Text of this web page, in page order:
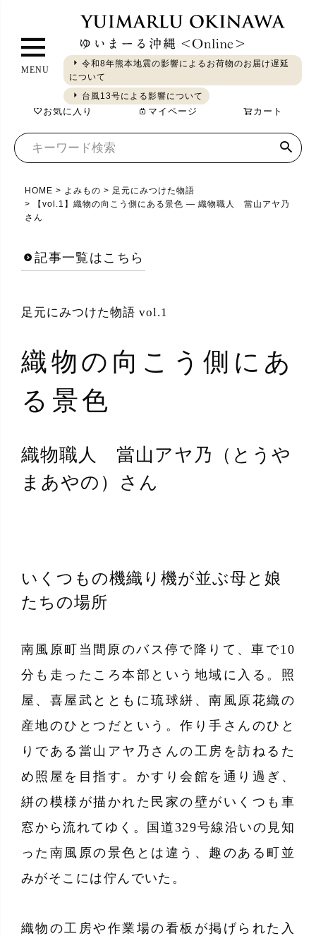
MENU
令和8年熊本地震の影響によるお荷物のお届け遅延
について
台風13号による影響について
やちむん 琉球ガラス シーサー 染織 食品
お気に入り マイページ カート
HOME よみもの
足元にみつけた物語
【vol.1】織物の向こう側にある景色 ― 織物職人 當山アヤ乃
さん
記事一覧はこちら
足元にみつけた物語 vol.1
織物の向こう側にあ
る景色
織物職人 當山アヤ乃（とうや
まあやの）さん
いくつもの機織り機が並ぶ母と娘
たちの場所
南風原町当間原のバス停で降りて、車で10
分も走ったころ本部という地域に入る。照
屋、喜屋武とともに琉球絣、南風原花織の
産地のひとつだという。作り手さんのひと
りである當山アヤ乃さんの工房を訪ねるた
め照屋を目指す。かすり会館を通り過ぎ、
絣の模様が描かれた民家の壁がいくつも車
窓から流れてゆく。国道329号線沿いの見知
った南風原の景色とは違う、趣のある町並
みがそこには佇んでいた。
織物の工房や作業場の看板が掲げられた入
ジ
へ